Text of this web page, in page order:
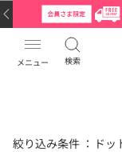
メニュー 検索
絞り込み条件 ： ドッ